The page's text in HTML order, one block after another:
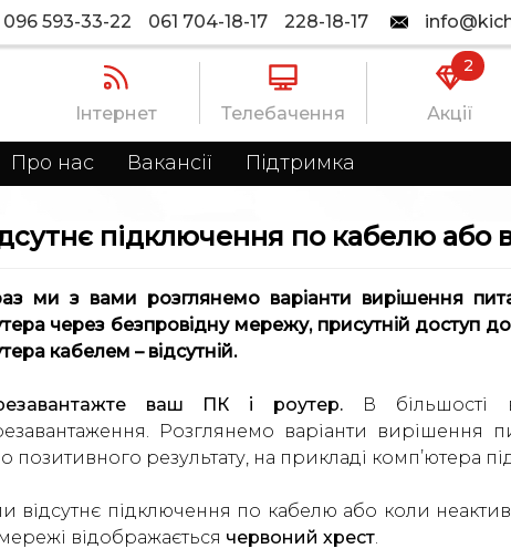
096 593-33-22 061 704-18-17 228-18-17
Інтернет Телебачення
2
Акції
Про нас Вакансії Підтримка
підключення по кабелю
ми з вами розглянемо варіанти вирішення
через безпровідну мережу, присутній доступ
кабелем – відсутній.
ваш ПК і роутер. В більшості
Розглянемо варіанти вирішення
позитивного результату, на прикладі комп’ютера
відсутнє підключення по кабелю або коли
відображається червоний хрест.